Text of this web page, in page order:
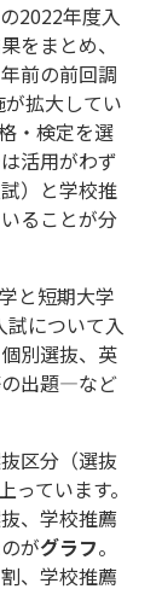
2022年度入
をまとめ、
前の前回調
拡大してい
・検定を選
活用がわず
）と学校推
ることが分
と短期大学
試について入
別選抜、英
の出題—など
区分（選抜
ています。
、学校推薦
がグラフ。
、学校推薦